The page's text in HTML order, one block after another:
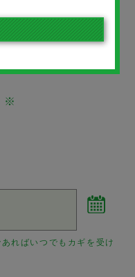
※
ればいつでもカギを受け